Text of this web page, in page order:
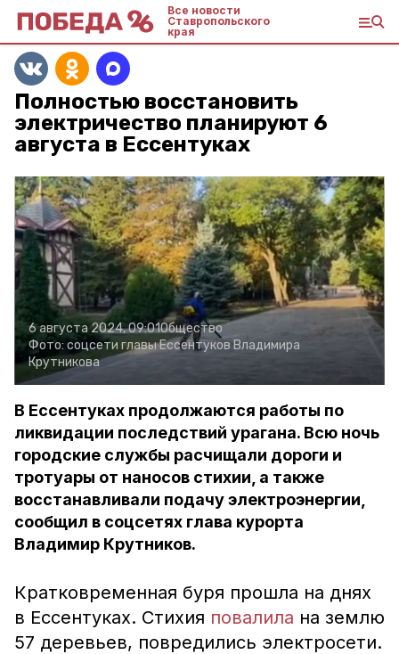
Все новости
Ставропольского
края
Полностью восстановить
электричество планируют 6
августа в Ессентуках
6 августа 2024, 09:01Общество
Фото: соцсети главы Ессентуков Владимира
Крутникова
В Ессентуках продолжаются работы по
ликвидации последствий урагана. Всю ночь
городские службы расчищали дороги и
тротуары от наносов стихии, а также
восстанавливали подачу электроэнергии,
сообщил в соцсетях глава курорта
Владимир Крутников.
Кратковременная буря прошла на днях
в Ессентуках. Стихия повалила на землю
57 деревьев, повредились электросети.